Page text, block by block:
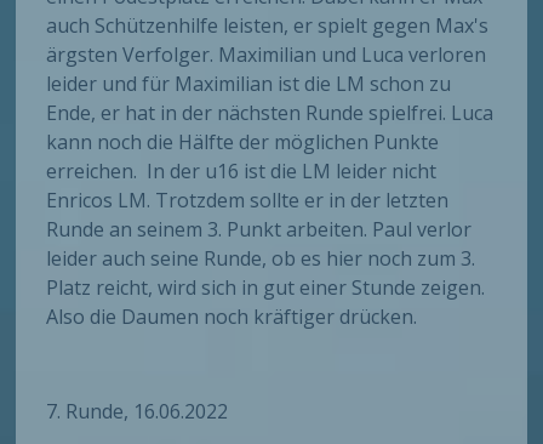
auch Schützenhilfe leisten, er spielt gegen Max's
ärgsten Verfolger. Maximilian und Luca verloren
leider und für Maximilian ist die LM schon zu
Ende, er hat in der nächsten Runde spielfrei. Luca
kann noch die Hälfte der möglichen Punkte
erreichen. In der u16 ist die LM leider nicht
Enricos LM. Trotzdem sollte er in der letzten
Runde an seinem 3. Punkt arbeiten. Paul verlor
leider auch seine Runde, ob es hier noch zum 3.
Platz reicht, wird sich in gut einer Stunde zeigen.
Also die Daumen noch kräftiger drücken.
7. Runde, 16.06.2022